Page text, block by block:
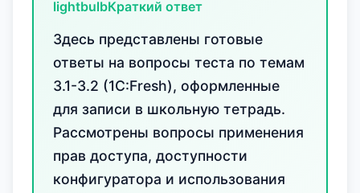
lightbulbКраткий ответ
Здесь представлены готовые
ответы на вопросы теста по темам
3.1-3.2 (1С:Fresh), оформленные
для записи в школьную тетрадь.
Рассмотрены вопросы применения
прав доступа, доступности
конфигуратора и использования